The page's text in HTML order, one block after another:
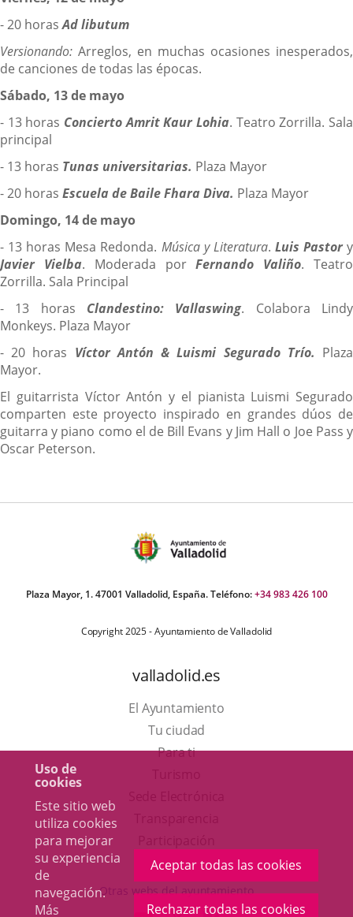
Uso de
cookies
Este sitio web
utiliza cookies
para mejorar
su experiencia
de
navegación.
Más
Aceptar todas las cookies
Rechazar todas las cookies
- 20 horasAd libutum
Versionando: Arreglos, en muchas ocasiones inesperados,
de canciones de todas las épocas.
Sábado, 13 de mayo
- 13 horas Concierto Amrit Kaur Lohia. Teatro Zorrilla. Sala
principal
- 13 horas Tunas universitarias. Plaza Mayor
- 20 horas Escuela de Baile Fhara Diva. Plaza Mayor
Domingo, 14 de mayo
- 13 horas Mesa Redonda. Música y Literatura. Luis Pastory
Javier Vielba. Moderada porFernando Valiño. Teatro
Zorrilla. Sala Principal
- 13 horas Clandestino: Vallaswing. Colabora Lindy
Monkeys. Plaza Mayor
- 20 horas Víctor Antón & Luismi Segurado Trío. Plaza
Mayor.
El guitarrista Víctor Antón y el pianista Luismi Segurado
comparten este proyecto inspirado en grandes dúos de
guitarra y piano como el de Bill Evans y Jim Hall o Joe Pass y
Oscar Peterson.
Plaza Mayor, 1. 47001 Valladolid, España. Teléfono:+34 983 426 100
Copyright 2025 - Ayuntamiento de Valladolid
valladolid.es
El Ayuntamiento
Tu ciudad
Para ti
en
una
ventana
aplicación
externa.
Otras webs del ayuntamiento